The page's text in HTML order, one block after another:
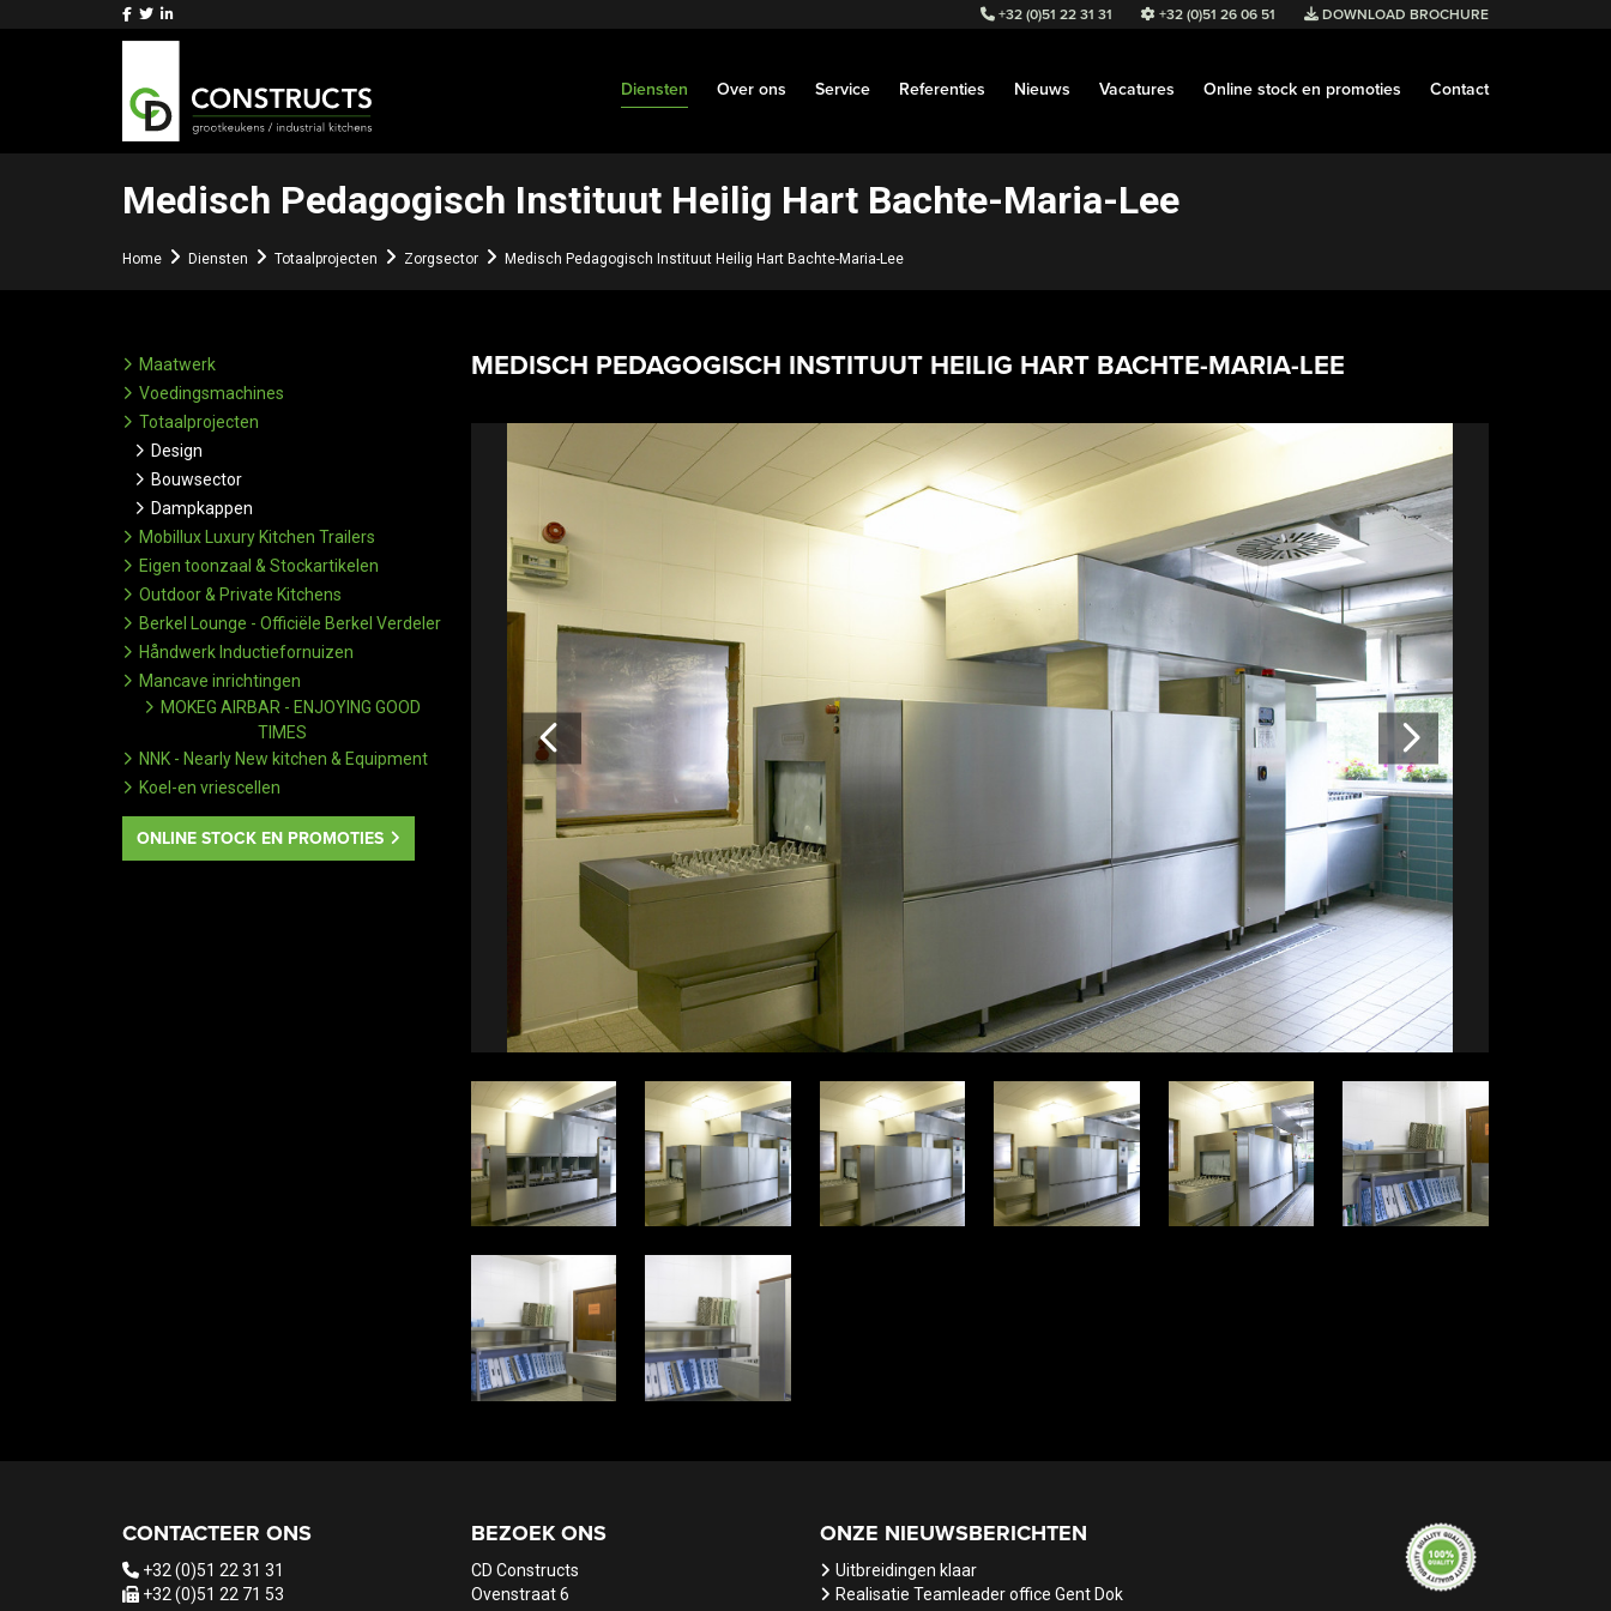
+32 (0)51 22 31 31 +32 (0)51 26 06 51 DOWNLOAD BROCHURE
Diensten Over ons Service Referenties Nieuws Vacatures Online stock en promoties Contact
Medisch Pedagogisch Instituut Heilig Hart Bachte-Maria-Lee
Home Diensten Totaalprojecten Zorgsector Medisch Pedagogisch Instituut Heilig Hart Bachte-Maria-Lee
Maatwerk
Voedingsmachines
Totaalprojecten
Design
Bouwsector
Dampkappen
Mobillux Luxury Kitchen Trailers
Eigen toonzaal & Stockartikelen
Outdoor & Private Kitchens
Berkel Lounge - Officiële Berkel Verdeler
Håndwerk Inductiefornuizen
Mancave inrichtingen
MOKEG AIRBAR - ENJOYING GOOD
TIMES
NNK - Nearly New kitchen & Equipment
Koel-en vriescellen
ONLINE STOCK EN PROMOTIES
MEDISCH PEDAGOGISCH INSTITUUT HEILIG HART BACHTE-MARIA-LEE
Vorige Volgende
CONTACTEER ONS
+32 (0)51 22 31 31
+32 (0)51 22 71 53
BEZOEK ONS
CD Constructs
Ovenstraat 6
ONZE NIEUWSBERICHTEN
Uitbreidingen klaar
Realisatie Teamleader office Gent Dok